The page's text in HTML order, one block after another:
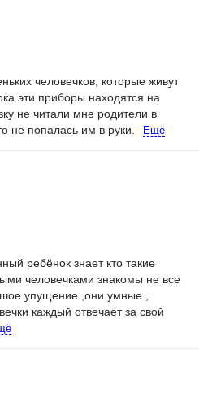
человечков, которые живут
эти приборы находятся на
не читали мне родители в
не попалась им в руки.
Ещё
ребёнок знает кто такие
человечками знакомы не все
упущение ,они умные ,
каждый отвечает за свой